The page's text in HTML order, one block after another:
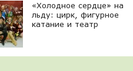
«Холодное сердце» на
льду: цирк, фигурное
катание и театр